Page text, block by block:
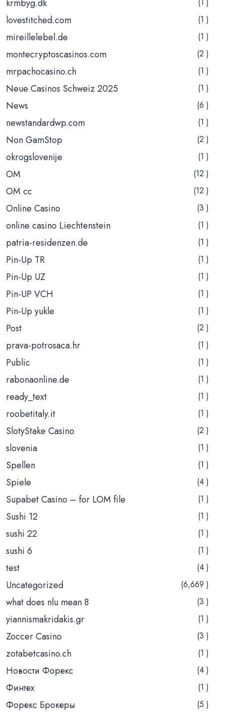
krmbyg.dk
lovestitched.com (1 )
mireillelebel.de (1 )
montecryptoscasinos.com (2 )
mrpachocasino.ch (1 )
Neue Casinos Schweiz 2025 (1 )
News (6 )
newstandardwp.com (1 )
Non GamStop (2 )
okrogslovenije (1 )
OM (12 )
OM cc (12 )
Online Casino (3 )
online casino Liechtenstein (1 )
patria-residenzen.de (1 )
Pin-Up TR (1 )
Pin-Up UZ (1 )
Pin-UP VCH (1 )
Pin-Up yukle (1 )
Post (2 )
prava-potrosaca.hr (1 )
Public (1 )
rabonaonline.de (1 )
ready_text (1 )
roobetitaly.it (1 )
SlotyStake Casino (2 )
slovenia (1 )
Spellen (1 )
Spiele (4 )
Supabet Casino – for LOM file (1 )
Sushi 12 (1 )
sushi 22 (1 )
sushi 6 (1 )
test (4 )
Uncategorized (6,669 )
what does nlu mean 8 (3 )
yiannismakridakis.gr (1 )
Zoccer Casino (3 )
zotabetcasino.ch (1 )
Новости Форекс (4 )
Финтех (1 )
Форекс Брокеры (5 )